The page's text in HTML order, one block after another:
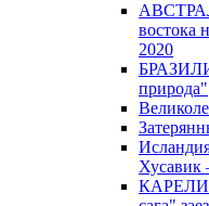
востока
2020
природа"
Хусавик